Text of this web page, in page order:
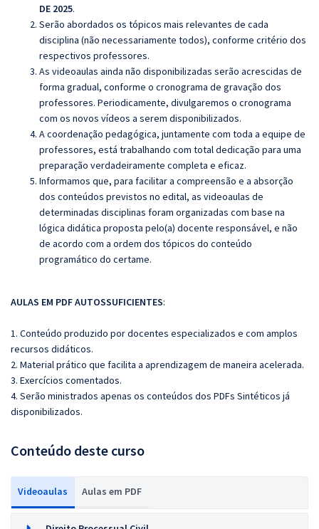
DE 2025.
Serão abordados os tópicos mais relevantes de cada
disciplina (não necessariamente todos), conforme critério dos
respectivos professores.
As videoaulas ainda não disponibilizadas serão acrescidas de
forma gradual, conforme o cronograma de gravação dos
professores. Periodicamente, divulgaremos o cronograma
com os novos vídeos a serem disponibilizados.
A coordenação pedagógica, juntamente com toda a equipe de
professores, está trabalhando com total dedicação para uma
preparação verdadeiramente completa e eficaz.
Informamos que, para facilitar a compreensão e a absorção
dos conteúdos previstos no edital, as videoaulas de
determinadas disciplinas foram organizadas com base na
lógica didática proposta pelo(a) docente responsável, e não
de acordo com a ordem dos tópicos do conteúdo
programático do certame.
AULAS EM PDF AUTOSSUFICIENTES:
1. Conteúdo produzido por docentes especializados e com amplos
recursos didáticos.
2. Material prático que facilita a aprendizagem de maneira acelerada.
3. Exercícios comentados.
4. Serão ministrados apenas os conteúdos dos PDFs Sintéticos já
disponibilizados.
Conteúdo deste curso
Videoaulas Aulas em PDF